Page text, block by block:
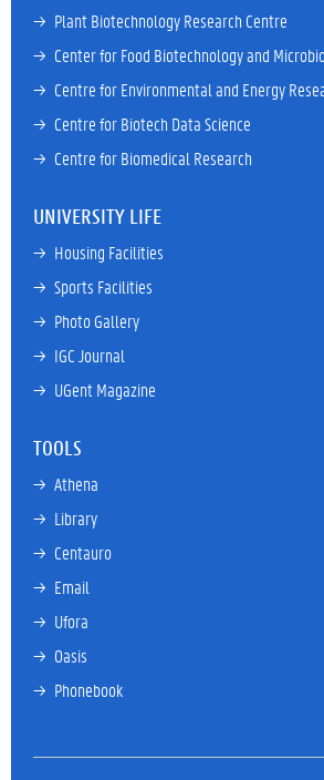
→ Plant Biotechnology Research Centre
→ Center for Food Biotechnology and
→ Centre for Environmental and Energy
→ Centre for Biotech Data Science
→ Centre for Biomedical Research
UNIVERSITY LIFE
→ Housing Facilities
→ Sports Facilities
→ Photo Gallery
→ IGC Journal
→ UGent Magazine
TOOLS
→ Athena
→ Library
→ Centauro
→ Email
→ Ufora
→ Oasis
→ Phonebook